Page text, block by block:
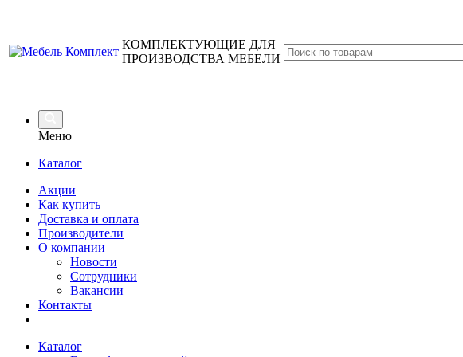
КОМПЛЕКТУЮЩИЕ ДЛЯ
ПРОИЗВОДСТВА МЕБЕЛИ
Меню
Каталог
Акции
Как купить
Доставка и оплата
Производители
О компании
Новости
Сотрудники
Вакансии
Контакты
Каталог